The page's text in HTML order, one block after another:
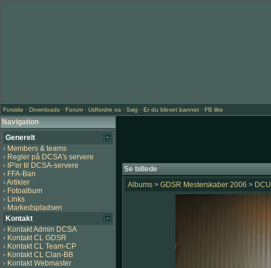
Forside · Downloads · Forum · Udfordre os · Søg · Er du blevet bannet · FB like
Navigation
Generelt
Members & teams
Regler på DCSA's servere
IP'er til DCSA-servere
FFA-Ban
Artikler
Fotoalbum
Links
Markedspladsen
Kontakt
Kontakt Admin DCSA
Kontakt CL GDSR
Kontakt CL Team-CP
Kontakt CL Clan-BB
Kontakt Webmaster
Se billede
Albums > GDSR Mesterskaber 2006 >